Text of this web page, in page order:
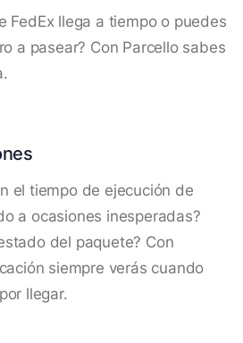
FedEx llega a tiempo o puedes
a pasear? Con Parcello sabes
el tiempo de ejecución de
a ocasiones inesperadas?
del paquete? Con
siempre verás cuando
llegar.